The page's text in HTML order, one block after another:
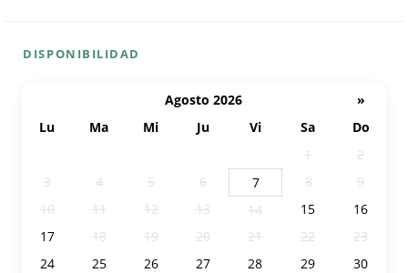
DISPONIBILIDAD
Agosto 2026
»
Lu
Ma Mi Ju Vi Sa
Do
1
2
3
4 5 6 7 8
9
10
11 12 13 14 15
16
17
18 19 20 21 22
23
24
25 26 27 28 29
30